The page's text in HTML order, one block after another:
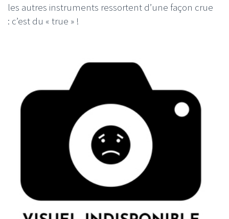
les autres instruments ressortent d’une façon crue
: c’est du « true » !